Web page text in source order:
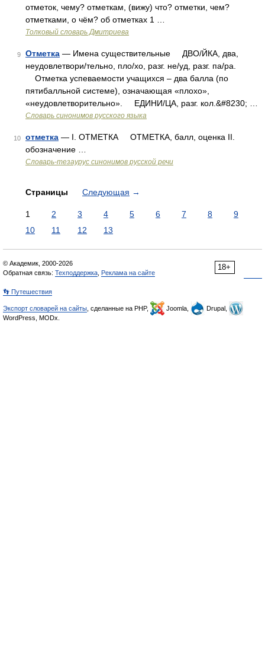
отметок, чему? отметкам, (вижу) что? отметки, чем?
отметками, о чём? об отметках 1 …
Толковый словарь Дмитриева
9 Отметка — Имена существительные ДВО/ЙКА, два,
неудовлетвори/тельно, пло/хо, разг. не/уд, разг. па/ра.
Отметка успеваемости учащихся – два балла (по
пятибалльной системе), означающая «плохо»,
«неудовлетворительно». ЕДИНИ/ЦА, разг. кол.&#8230; …
Словарь синонимов русского языка
10 отметка — I. ОТМЕТКА ОТМЕТКА, балл, оценка II.
обозначение …
Словарь-тезаурус синонимов русской речи
Страницы Следующая →
1 2 3 4 5 6 7 8
9
10
11 12 13
18+
© Академик, 2000-2026
Обратная связь: Техподдержка Реклама на сайте
👣 Путешествия
Экспорт словарей на сайты , сделанные на PHP, Joomla,
Drupal,
WordPress, MODx.